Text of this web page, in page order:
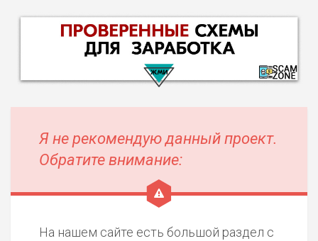
НАЗВАНИЕ
Я не рекомендую данный проект.
Обратите внимание:
На нашем сайте есть большой раздел с